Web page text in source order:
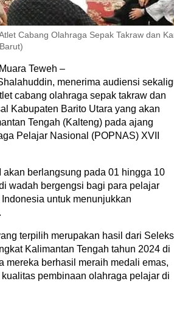
Cabang Olahraga Sepak Takraw dan
Teweh –
menerima audiensi
cabang olahraga sepak takraw dan
Kabupaten Barito Utara yang akan
Tengah (Kalteng) pada ajang
Pelajar Nasional (POPNAS) XVII
akan berlangsung pada 01 hingga 10
wadah bergengsi bagi para pelajar
untuk menunjukkan
terpilih merupakan hasil dari
Kalimantan Tengah tahun 2024 di
mereka berhasil meraih medali emas,
pembinaan olahraga pelajar di